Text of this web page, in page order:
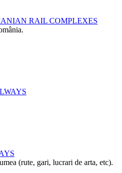
RAIL COMPLEXES
(rute, gari, lucrari de arta, etc).